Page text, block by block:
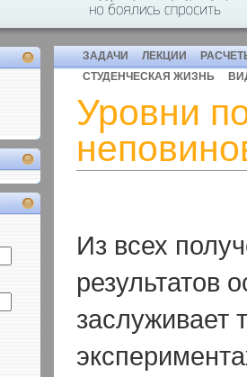
ЗАДАЧИ ЛЕКЦИИ
СТУДЕНЧЕСКАЯ ЖИЗНЬ
Уровни
Из всех
результатов
заслуживает